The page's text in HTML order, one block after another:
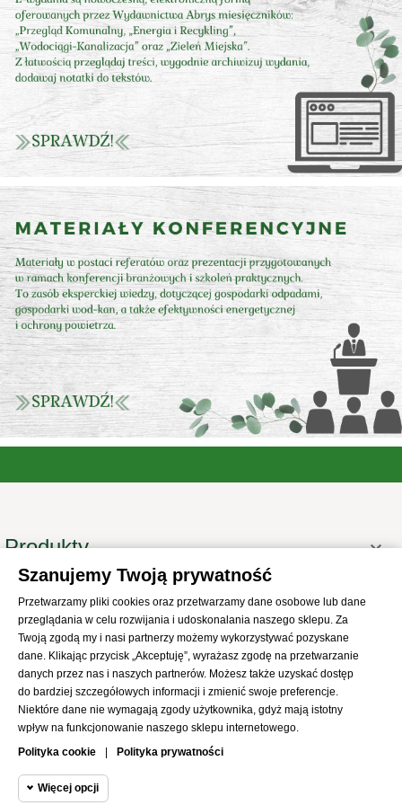
Produkty 
Informacje
Twoje konto 
Informacje o sklepie
Szanujemy Twoją prywatność
Przetwarzamy pliki cookies oraz przetwarzamy dane osobowe lub dane
przeglądania w celu rozwijania i udoskonalania naszego sklepu. Za
Twoją zgodą my i nasi partnerzy możemy wykorzystywać pozyskane
dane. Klikając przycisk „Akceptuję”, wyrażasz zgodę na przetwarzanie
danych przez nas i naszych partnerów. Możesz także uzyskać dostęp
do bardziej szczegółowych informacji i zmienić swoje preferencje.
Niektóre dane nie wymagają zgody użytkownika, gdyż mają istotny
wpływ na funkcjonowanie naszego sklepu internetowego.
Polityka cookie
Polityka prywatności
Więcej opcji
© 2021SKLEP AbrysAll Rights Reserved